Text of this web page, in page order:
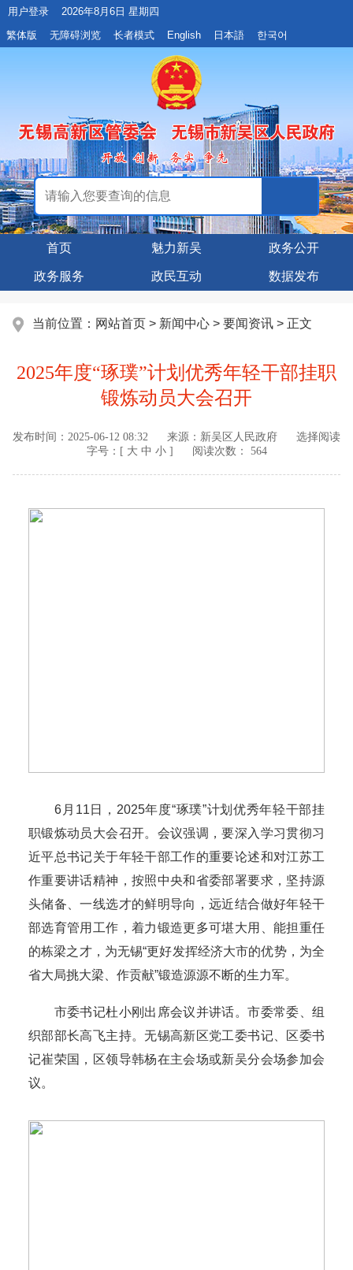
用户登录
2026年8月6日 星期四
繁体版
无障碍浏览 长者模式 English 日本語 한국어
首页 魅力新吴 政务公开
政务服务 政民互动 数据发布
当前位置： 网站首页 > 新闻中心 > 要闻资讯 > 正文
2025年度“琢璞”计划优秀年轻干部挂职
锻炼动员大会召开
发布时间： 2025-06-12 08:32 来源： 新吴区人民政府
选择阅读
字号：[ 大 中 小] 阅读次数： 564
6月11日，2025年度“琢璞”计划优秀年轻干部挂
职锻炼动员大会召开。会议强调，要深入学习贯彻习
近平总书记关于年轻干部工作的重要论述和对江苏工
作重要讲话精神，按照中央和省委部署要求，坚持源
头储备、一线选才的鲜明导向，远近结合做好年轻干
部选育管用工作，着力锻造更多可堪大用、能担重任
的栋梁之才，为无锡“更好发挥经济大市的优势，为全
省大局挑大梁、作贡献”锻造源源不断的生力军。
市委书记杜小刚出席会议并讲话。市委常委、组
织部部长高飞主持。无锡高新区党工委书记、区委书
记崔荣国，区领导韩杨在主会场或新吴分会场参加会
议。